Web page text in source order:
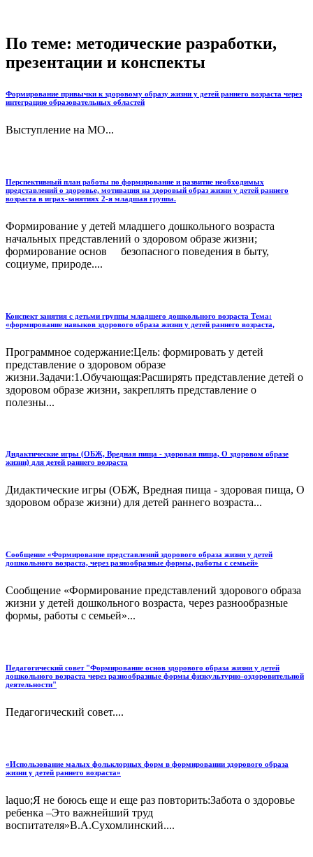
По теме: методические разработки,
презентации и конспекты
Формирование привычки к здоровому образу жизни у детей раннего возраста через
интеграцию образовательных областей
Выступление на МО...
Перспективный план работы по формирование и развитие необходимых
представлений о здоровье, мотивация на здоровый образ жизни у детей раннего
возраста в играх-занятиях 2-я младшая группа.
Формирование у детей младшего дошкольного возраста
начальных представлений о здоровом образе жизни;
формирование основ безопасного поведения в быту,
социуме, природе....
Конспект занятия с детьми группы младшего дошкольного возраста Тема:
«формирование навыков здорового образа жизни у детей раннего возраста,
Программное содержание:Цель: формировать у детей
представление о здоровом образе
жизни.Задачи:1.Обучающая:Расширять представление детей о
здоровом образе жизни, закреплять представление о
полезны...
Дидактические игры (ОБЖ, Вредная пища - здоровая пища, О здоровом образе
жизни) для детей раннего возраста
Дидактические игры (ОБЖ, Вредная пища - здоровая пища, О
здоровом образе жизни) для детей раннего возраста...
Сообщение «Формирование представлений здорового образа жизни у детей
дошкольного возраста, через разнообразные формы, работы с семьей»
Сообщение «Формирование представлений здорового образа
жизни у детей дошкольного возраста, через разнообразные
формы, работы с семьей»...
Педагогический совет "Формирование основ здорового образа жизни у детей
дошкольного возраста через разнообразные формы физкультурно-оздоровительной
деятельности"
Педагогический совет....
«Использование малых фольклорных форм в формировании здорового образа
жизни у детей раннего возраста»
laquo;Я не боюсь еще и еще раз повторить:Забота о здоровье
ребенка –Это важнейший труд
воспитателя»В.А.Сухомлинский....